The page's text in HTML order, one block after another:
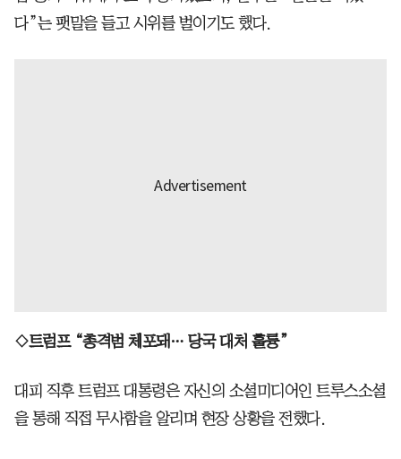
다”는 팻말을 들고 시위를 벌이기도 했다.
◇트럼프 “총격범 체포돼… 당국 대처 훌륭”
대피 직후 트럼프 대통령은 자신의 소셜미디어인 트루스소셜
을 통해 직접 무사함을 알리며 현장 상황을 전했다.